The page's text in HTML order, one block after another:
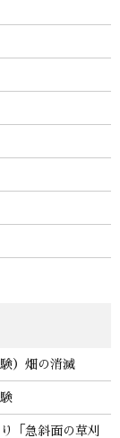
）畑の消滅
「急斜面の草刈